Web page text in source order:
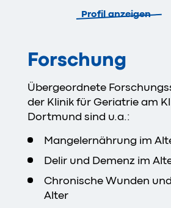
Profil anzeigen
Forschung
Übergeordnete
der Klinik für Geriatrie am
Dortmund sind u.a.:
Mangelernährung im
Delir und Demenz im
Chronische Wunden
Alter